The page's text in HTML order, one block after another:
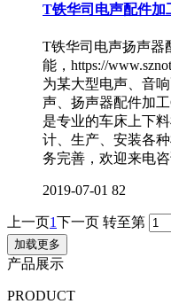
T铁华司电声配件加
T铁华司电声扬声器
能，https://
为某大型电声、音
声、扬声器配件加
是专业的车床上下
计、生产、安装各
务完善，欢迎来电咨
2019-07-01 82
上一页1下一页 转至第
加载更多
产品展示
PRODUCT